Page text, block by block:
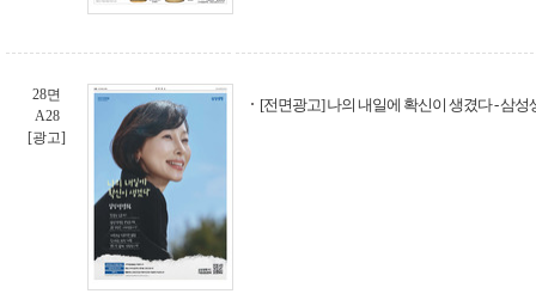
28면
A28
[광고]
[전면광고] 나의 내일에 확신이 생겼다 - 삼성